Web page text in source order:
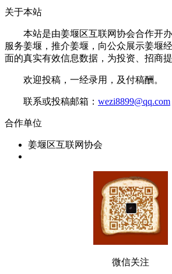
关于本站
本站是由姜堰区互联网协会合作开办
服务姜堰，推介姜堰，向公众展示姜堰
面的真实有效信息数据，为投资、招商
欢迎投稿，一经录用，及付稿酬。
联系或投稿邮箱： wezi8899@qq.com
合作单位
姜堰区互联网协会
微信关注